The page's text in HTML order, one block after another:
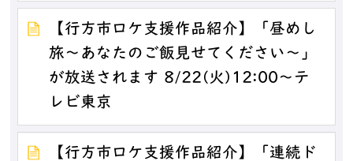
【行方市ロケ支援作品紹介】「昼めし
旅～あなたのご飯見せてください～」
が放送されます 8/22(火)12:00～テ
レビ東京
【行方市ロケ支援作品紹介】「連続ド